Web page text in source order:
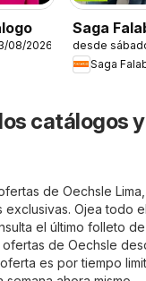
08/2026
Saga
catálogo
desde
Saga
catálogos
de Oechsle
Ojea todo
el último folleto
de Oechsle
es por tiempo